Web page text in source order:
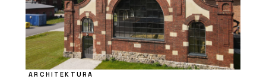
ARCHITEKTURA